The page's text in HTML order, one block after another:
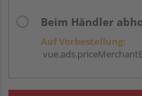
Beim Händler
Auf Vorbestellung: